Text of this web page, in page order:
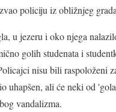
policiju iz obližnjeg
u jezeru i oko njega
golih studenata i
nisu bili raspoloženi
uhapšen, ali će neki od
vandalizma.